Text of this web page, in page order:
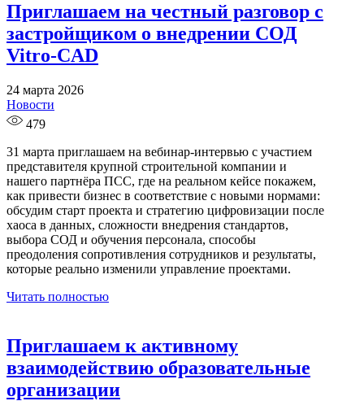
Приглашаем на честный разговор с
застройщиком о внедрении СОД
Vitro-CAD
24 марта 2026
Новости
479
31 марта приглашаем на вебинар-интервью с участием
представителя крупной строительной компании и
нашего партнёра ПСС, где на реальном кейсе покажем,
как привести бизнес в соответствие с новыми нормами:
обсудим старт проекта и стратегию цифровизации после
хаоса в данных, сложности внедрения стандартов,
выбора СОД и обучения персонала, способы
преодоления сопротивления сотрудников и результаты,
которые реально изменили управление проектами.
Читать полностью
Приглашаем к активному
взаимодействию образовательные
организации